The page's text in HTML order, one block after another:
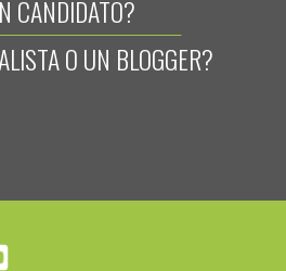
CANDIDATO?
O UN BLOGGER?